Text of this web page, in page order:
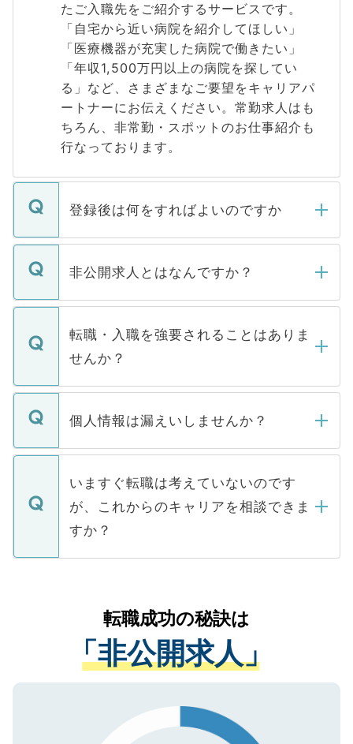
たご入職先をご紹介するサービスです。
「自宅から近い病院を紹介してほしい」
「医療機器が充実した病院で働きたい」
「年収1,500万円以上の病院を探してい
る」など、さまざまなご要望をキャリアパ
ートナーにお伝えください。常勤求人はも
ちろん、非常勤・スポットのお仕事紹介も
行なっております。
登録後は何をすればよいのですか
ご登録いただきましたら、弊社担当者がご
登録内容を確認し、その後メールもしくは
ます。通常、5営業日以内にはご連絡をせて
いただきますので、しばらくお待ちくださ
非公開求人とはなんですか？
マイナビDOCTORで取り扱っている求人の
うち約3割は、Webサイトからご覧いただ
けない「非公開求人」です。非公開求人は
下記の理由によって、一般には公開してい
ません。
■応募殺到を避けるため 人気のある医療機
関を公にしてしまうと、応募が殺到する場
に、医療機関が求める条件に合った人材の
みを人材紹介会社に依頼するケースが増え
ています。
転職・入職を強要されることはありま
せんか？
転職・入職を強要することは一切ありませ
ん。また、仮に応募先から内定をいただい
定を承諾する必要はありません。内定先へ
の辞退の連絡はキャリアパートナーが行い
個人情報は漏えいしませんか？
個人情報が漏えいすることはありませんの
で、ご安心ください。当サイトからの登録
などで収集したご登録者様の個人情報は、
ご本人のキャリアアップおよび転職活動の
支援を目的に使用いたします。お預かりし
ているすべての個人データはご本人の許可
は、個人情報の取り扱いについての厳密な
管理基準を満たした事業者のみに付与され
る、プライバシーマークを取得済みです。
で、機密保持に関してもご安心ください。
いますぐ転職は考えていないのです
が、これからのキャリアを相談できま
すか？
かがいして、現在の医療機関の状況や紹介
経験をまじえながら、適切なアドバイスを
させていただきます。すぐにご転職をされ
ない方には、長期的なサポートが可能です
ので、まずはご登録ください。
転職成功の秘訣は
「非公開求人」